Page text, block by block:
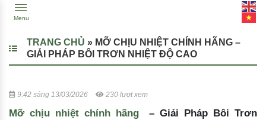
Menu
TRANG CHỦ » MỠ CHỊU NHIỆT CHÍNH HÃNG –
GIẢI PHÁP BÔI TRƠN NHIỆT ĐỘ CAO
9:42 sáng 13/03/2026 230 lượt xem
Mỡ chịu nhiệt chính hãng– Giải Pháp Bôi Trơn